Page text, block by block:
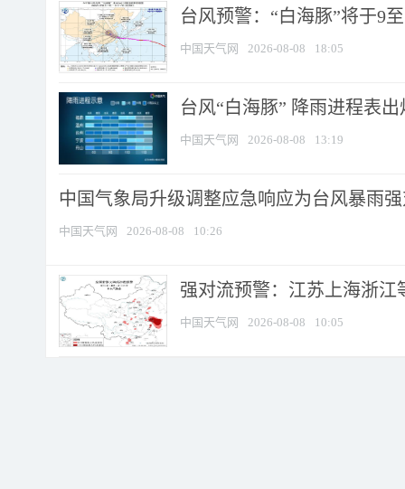
台风预警：“白海豚”将于9
中国天气网 2026-08-08 18:05
台风“白海豚” 降雨进程表
中国天气网 2026-08-08 13:19
中国气象局升级调整应急响应为台风暴雨
中国天气网 2026-08-08 10:26
强对流预警：江苏上海浙江
中国天气网 2026-08-08 10:05